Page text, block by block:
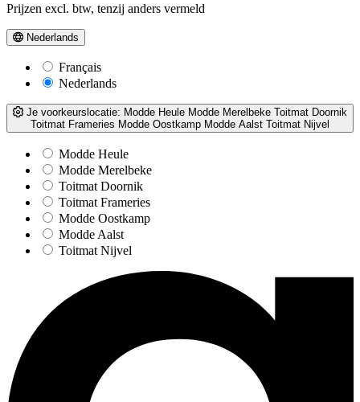
Prijzen excl. btw, tenzij anders vermeld
Nederlands
Français
Nederlands
Je voorkeurslocatie: Modde Heule Modde Merelbeke Toitmat Doornik
Toitmat Frameries Modde Oostkamp Modde Aalst Toitmat Nijvel
Modde Heule
Modde Merelbeke
Toitmat Doornik
Toitmat Frameries
Modde Oostkamp
Modde Aalst
Toitmat Nijvel